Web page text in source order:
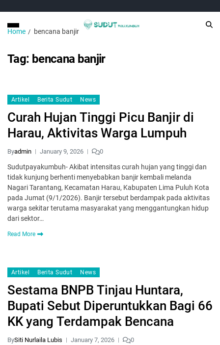
Home bencana banjir
Tag: bencana banjir
Artikel Berita Sudut News
Curah Hujan Tinggi Picu Banjir di
Harau, Aktivitas Warga Lumpuh
Byadmin January 9, 2026 0
Sudutpayakumbuh- Akibat intensitas curah hujan yang tinggi dan
tidak kunjung berhenti menyebabkan banjir kembali melanda
Nagari Tarantang, Kecamatan Harau, Kabupaten Lima Puluh Kota
pada Jumat (9/1/2026). Banjir tersebut berdampak pada aktivitas
warga sekitar terutama masyarakat yang menggantungkan hidup
dari sektor…
Read More
Artikel Berita Sudut News
Sestama BNPB Tinjau Huntara,
Bupati Sebut Diperuntukkan Bagi 66
KK yang Terdampak Bencana
BySiti Nurlaila Lubis January 7, 2026 0